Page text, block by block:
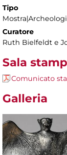
Tipo
Curatore
Ruth Bielfeldt e
Sala
Comunicato
Galleria